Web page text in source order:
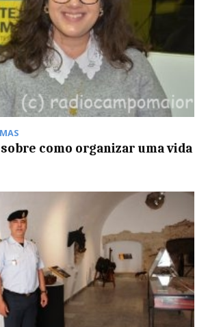
como organizar uma vida